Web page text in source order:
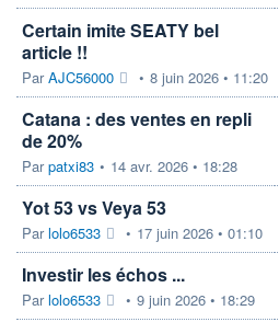
Certain imite SEATY bel
article !!
ParAJC56000 • 8 juin 2026 • 11:20
Catana : des ventes en repli
de 20%
Parpatxi83 • 14 avr. 2026 • 18:28
Yot 53 vs Veya 53
Parlolo6533 • 17 juin 2026 • 01:10
Investir les échos ...
Parlolo6533 • 9 juin 2026 • 18:29